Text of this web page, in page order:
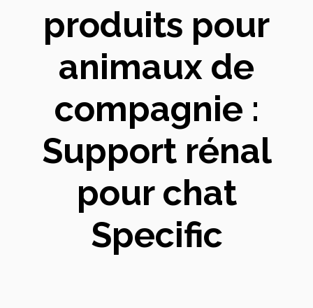
produits pour
animaux de
compagnie :
Support rénal
pour chat
Specific